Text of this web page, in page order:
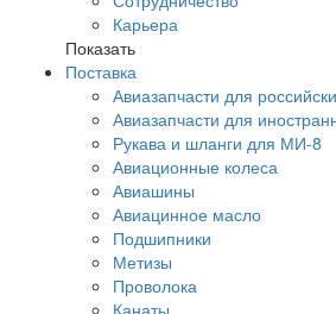
Карьера
Показать
Поставка
Авиазапчасти для
Авиазапчасти для
Рукава и шланги для МИ-8
Авиационные колеса
Авиашины
Авиацинное масло
Подшипники
Метизы
Проволока
Канаты